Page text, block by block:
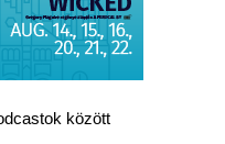
között